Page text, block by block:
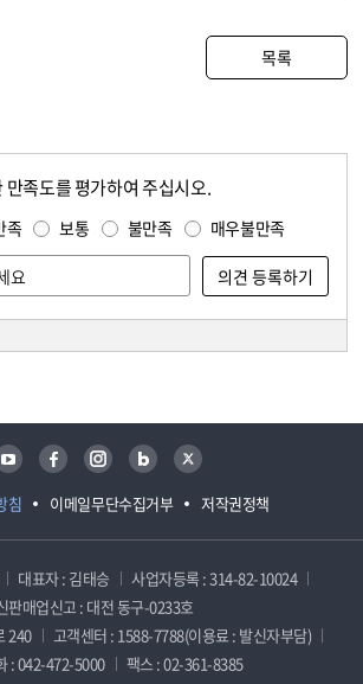
목록
만족도를 평가하여 주십시오.
족 보통 불만족 매우불만족
침 이메일무단수집거부 저작권정책
유튜브 페이스북 인스타그램 블로그 트위터
대표자 : 김태승
사업자등록 : 314-82-10024
판매업신고 : 대전 동구-0233호
240
고객센터 : 1588-7788(이용료 : 발신자부담)
: 042-472-5000
팩스 : 02-361-8385